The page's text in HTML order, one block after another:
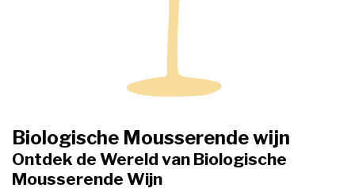
Biologische Mousserende wijn
Ontdek de Wereld van Biologische
Mousserende Wijn